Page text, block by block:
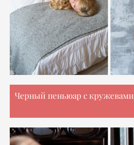
Черный пеньюар с кружевами